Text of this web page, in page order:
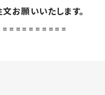
お願いいたします。